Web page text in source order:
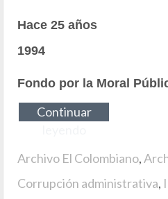
Hace 25 años
1994
Fondo por la Moral
Continuar
Archivo El Colombiano,
Corrupción administrativa,